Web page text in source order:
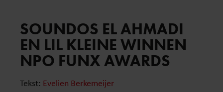
SOUNDOS EL AHMADI
EN LIL KLEINE WINNEN
NPO FUNX AWARDS
Tekst: Evelien Berkemeijer